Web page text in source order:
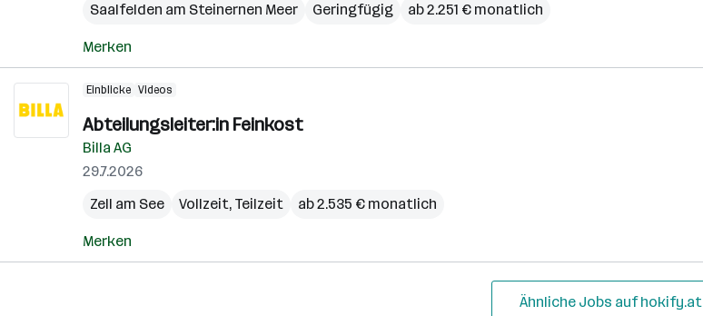
Saalfelden am Steinernen Meer
Geringfügig ab 2.251 € monatlich
Merken
Einblicke Videos
Abteilungsleiter:in Feinkost
Billa AG
29.7.2026
Zell am See
Vollzeit, Teilzeit ab 2.535 € monatlich
Merken
Ähnliche Jobs auf hokify.at